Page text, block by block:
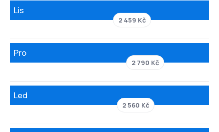
Lis
2 459 Kč
Pro
2 790 Kč
Led
2 560 Kč